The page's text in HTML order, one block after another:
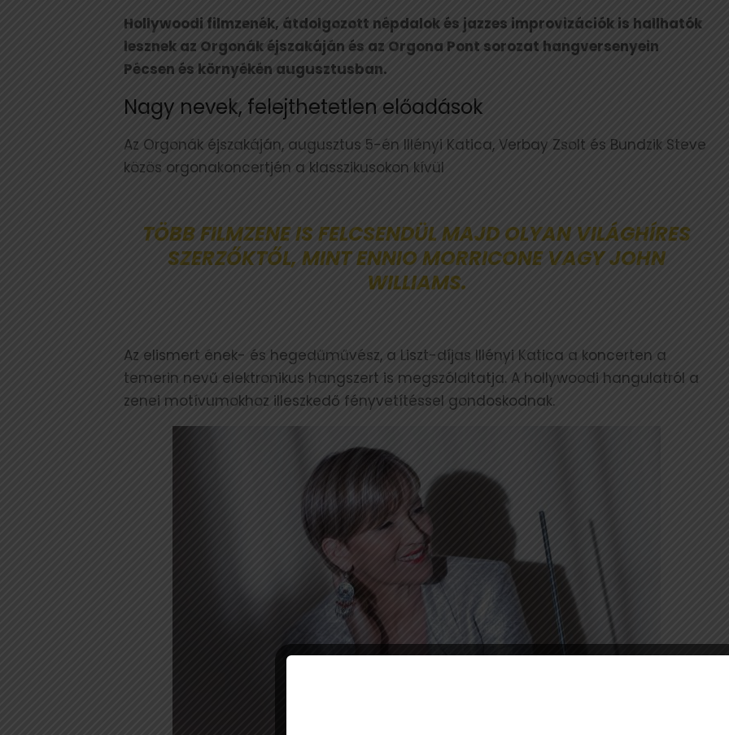
Hollywoodi filmzenék, átdolgozott népdalok és jazzes improvizációk is hallhatók
lesznek az Orgonák éjszakáján és az Orgona Pont sorozat hangversenyein
Pécsen és környékén augusztusban.
Nagy nevek, felejthetetlen előadások
Az Orgonák éjszakáján, augusztus 5-én Illényi Katica, Verbay Zsolt és Bundzik Steve
közös orgonakoncertjén a klasszikusokon kívül
TÖBB FILMZENE IS FELCSENDÜL MAJD OLYAN VILÁGHÍRES
SZERZŐKTŐL, MINT ENNIO MORRICONE VAGY JOHN
WILLIAMS.
Az elismert ének- és hegedűművész, a Liszt-díjas Illényi Katica a koncerten a
temerin nevű elektronikus hangszert is megszólaltatja. A hollywoodi hangulatról a
zenei motívumokhoz illeszkedő fényvetítéssel gondoskodnak.